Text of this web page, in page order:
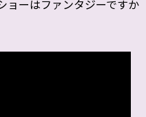
ョーはファンタジーですか